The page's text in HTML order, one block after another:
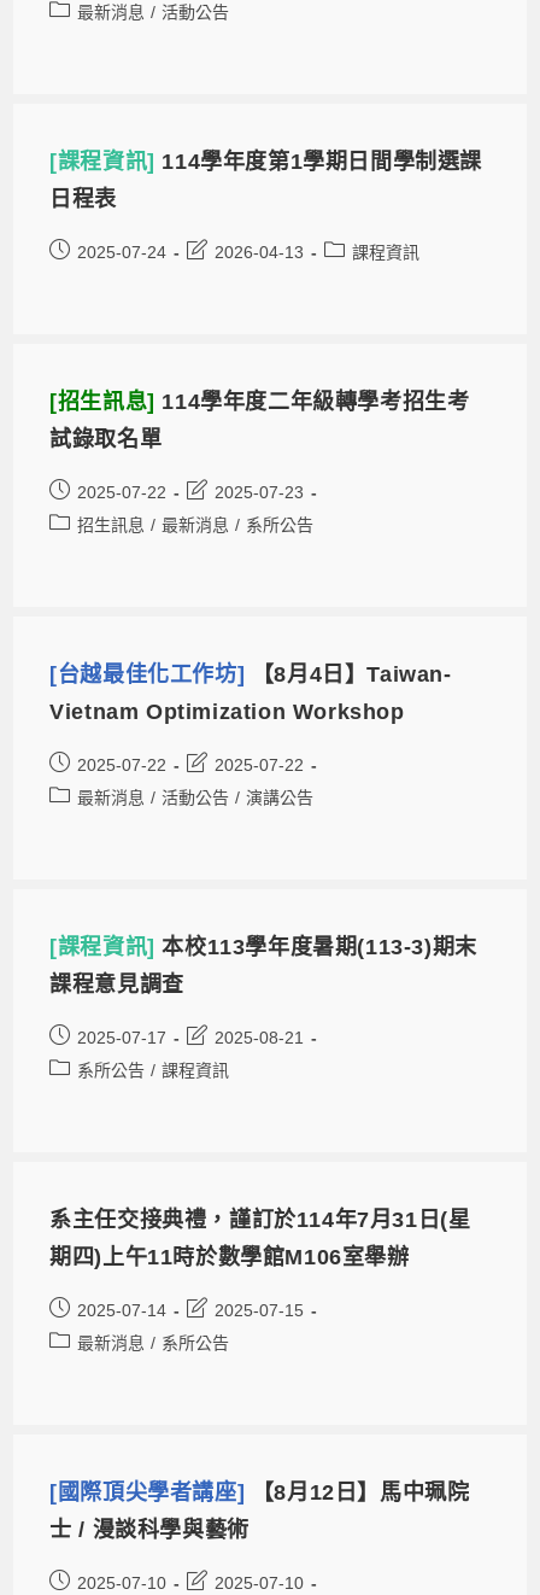
最新消息 / 活動公告
[課程資訊] 114學年度第1學期日間學制選課
日程表
2025-07-24 2026-04-13 課程資訊
[招生訊息] 114學年度二年級轉學考招生考
試錄取名單
2025-07-22
2025-07-23
招生訊息 / 最新消息 / 系所公告
[台越最佳化工作坊]
【8月4日】Taiwan-
Vietnam Optimization Workshop
2025-07-22
2025-07-22
最新消息 / 活動公告 / 演講公告
[課程資訊]本校113學年度暑期(113-3)期末
課程意見調查
2025-07-17
2025-08-21
系所公告 / 課程資訊
系主任交接典禮，謹訂於114年7月31日(星
期四)上午11時於數學館M106室舉辦
2025-07-14
2025-07-15
最新消息 / 系所公告
[國際頂尖學者講座]
【8月12日】馬中珮院
士 / 漫談科學與藝術
2025-07-10
2025-07-10